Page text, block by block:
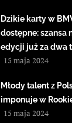
Dzikie karty w
dostępne: szansa
edycji już za dwa
15 maja 2024
Młody talent z
imponuje w
15 maja 2024